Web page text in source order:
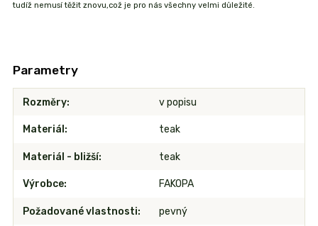
tudíž nemusí těžit znovu,což je pro nás všechny velmi důležité.
Parametry
Rozměry v popisu
Materiál teak
Materiál - bližší teak
Výrobce FAKOPA
Požadované vlastnosti pevný